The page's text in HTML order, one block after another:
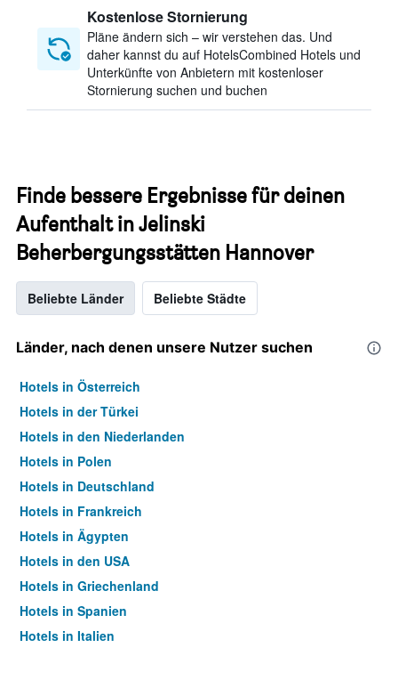
Kostenlose Stornierung
Pläne ändern sich – wir verstehen das. Und
daher kannst du auf HotelsCombined Hotels und
Unterkünfte von Anbietern mit kostenloser
Stornierung suchen und buchen
Finde bessere Ergebnisse für deinen
Aufenthalt in Jelinski
Beherbergungsstätten Hannover
Beliebte Länder Beliebte Städte
Länder, nach denen unsere Nutzer suchen
Hotels in Österreich
Hotels in der Türkei
Hotels in den Niederlanden
Hotels in Polen
Hotels in Deutschland
Hotels in Frankreich
Hotels in Ägypten
Hotels in den USA
Hotels in Griechenland
Hotels in Spanien
Hotels in Italien